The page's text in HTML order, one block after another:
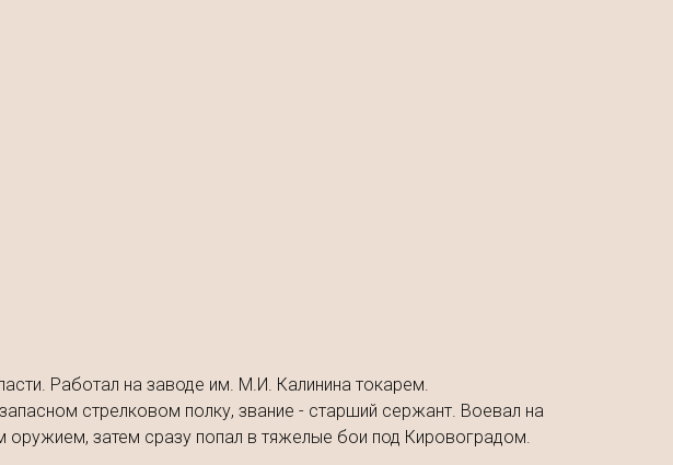
Работал на заводе им. М.И. Калинина токарем.
стрелковом полку, звание - старший сержант. Воевал на
затем сразу попал в тяжелые бои под Кировоградом.